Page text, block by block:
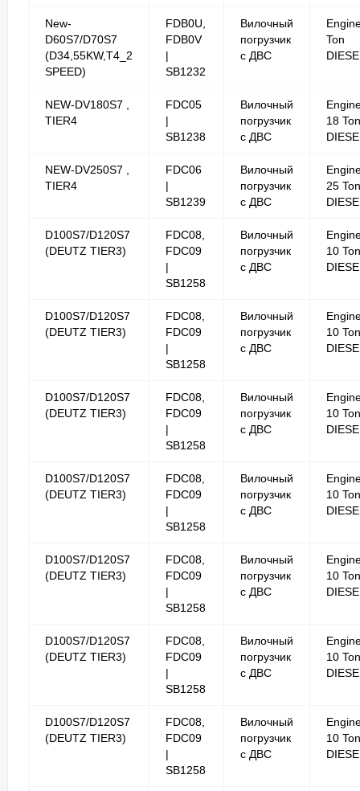
New-
D60S7/D70S7
(D34,55KW,T4_2
SPEED)
FDB0U,
FDB0V
|
SB1232
Вилочный
погрузчик
с ДВС
Ton
NEW-DV180S7 ,
TIER4
FDC05
|
SB1238
Вилочный
погрузчик
с ДВС
18 Ton
NEW-DV250S7 ,
TIER4
FDC06
|
SB1239
Вилочный
погрузчик
с ДВС
25 Ton
D100S7/D120S7
(DEUTZ TIER3)
FDC08,
FDC09
|
SB1258
Вилочный
погрузчик
с ДВС
10 Ton
D100S7/D120S7
(DEUTZ TIER3)
FDC08,
FDC09
|
SB1258
Вилочный
погрузчик
с ДВС
10 Ton
D100S7/D120S7
(DEUTZ TIER3)
FDC08,
FDC09
|
SB1258
Вилочный
погрузчик
с ДВС
10 Ton
D100S7/D120S7
(DEUTZ TIER3)
FDC08,
FDC09
|
SB1258
Вилочный
погрузчик
с ДВС
10 Ton
D100S7/D120S7
(DEUTZ TIER3)
FDC08,
FDC09
|
SB1258
Вилочный
погрузчик
с ДВС
10 Ton
D100S7/D120S7
(DEUTZ TIER3)
FDC08,
FDC09
|
SB1258
Вилочный
погрузчик
с ДВС
10 Ton
D100S7/D120S7
(DEUTZ TIER3)
FDC08,
FDC09
|
SB1258
Вилочный
погрузчик
с ДВС
10 Ton